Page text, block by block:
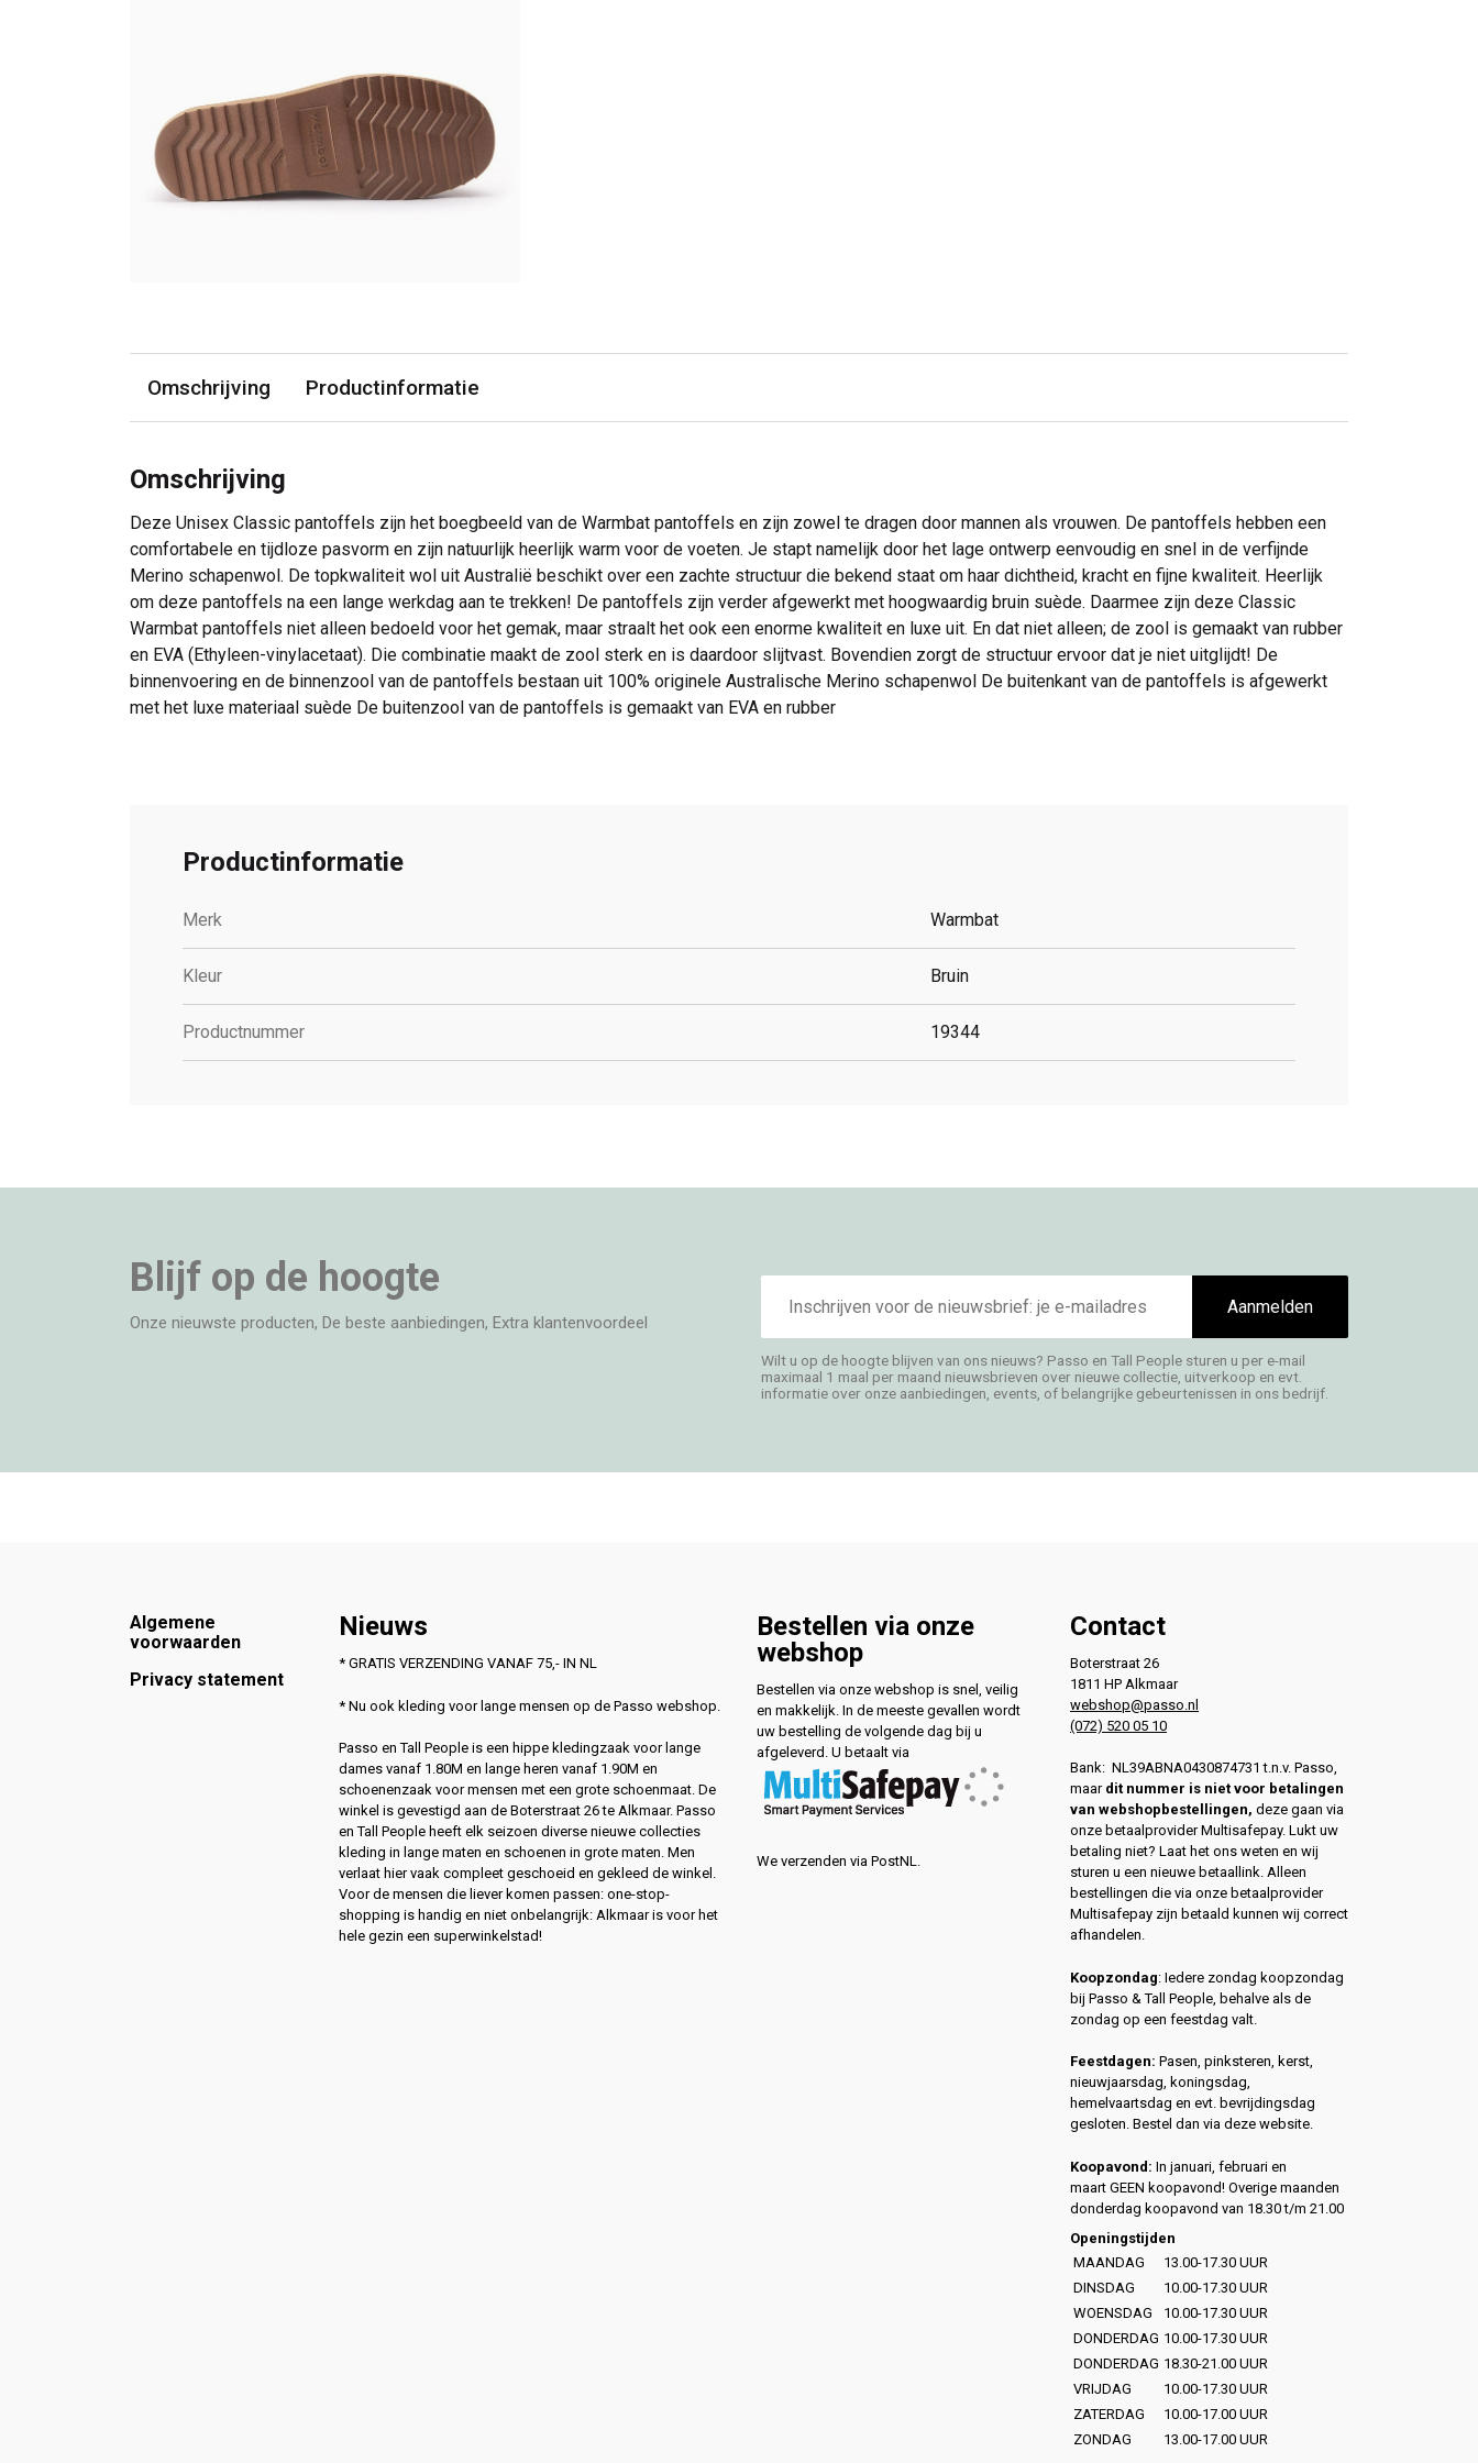
Omschrijving Productinformatie
Omschrijving
Deze Unisex Classic pantoffels zijn het boegbeeld van de Warmbat pantoffels en zijn zowel te dragen door mannen als vrouwen. De pantoffels hebben een
comfortabele en tijdloze pasvorm en zijn natuurlijk heerlijk warm voor de voeten. Je stapt namelijk door het lage ontwerp eenvoudig en snel in de verfijnde
Merino schapenwol. De topkwaliteit wol uit Australië beschikt over een zachte structuur die bekend staat om haar dichtheid, kracht en fijne kwaliteit. Heerlijk
om deze pantoffels na een lange werkdag aan te trekken! De pantoffels zijn verder afgewerkt met hoogwaardig bruin suède. Daarmee zijn deze Classic
Warmbat pantoffels niet alleen bedoeld voor het gemak, maar straalt het ook een enorme kwaliteit en luxe uit. En dat niet alleen; de zool is gemaakt van rubber
en EVA (Ethyleen-vinylacetaat). Die combinatie maakt de zool sterk en is daardoor slijtvast. Bovendien zorgt de structuur ervoor dat je niet uitglijdt! De
binnenvoering en de binnenzool van de pantoffels bestaan uit 100% originele Australische Merino schapenwol De buitenkant van de pantoffels is afgewerkt
met het luxe materiaal suède De buitenzool van de pantoffels is gemaakt van EVA en rubber
Productinformatie
Merk Warmbat
Kleur Bruin
Productnummer 19344
Blijf op de hoogte
Onze nieuwste producten, De beste aanbiedingen, Extra klantenvoordeel
E-
mailadres
Aanmelden
Wilt u op de hoogte blijven van ons nieuws? Passo en Tall People sturen u per e-mail
maximaal 1 maal per maand nieuwsbrieven over nieuwe collectie, uitverkoop en evt.
informatie over onze aanbiedingen, events, of belangrijke gebeurtenissen in ons bedrijf.
Footer
Algemene
voorwaarden
Privacy statement
Nieuws
* GRATIS VERZENDING VANAF 75,- IN NL
* Nu ook kleding voor lange mensen op de Passo webshop.
Passo en Tall People is een hippe kledingzaak voor lange
dames vanaf 1.80M en lange heren vanaf 1.90M en
schoenenzaak voor mensen met een grote schoenmaat. De
winkel is gevestigd aan de Boterstraat 26 te Alkmaar. Passo
en Tall People heeft elk seizoen diverse nieuwe collecties
kleding in lange maten en schoenen in grote maten. Men
verlaat hier vaak compleet geschoeid en gekleed de winkel.
Voor de mensen die liever komen passen: one-stop-
shopping is handig en niet onbelangrijk: Alkmaar is voor het
hele gezin een superwinkelstad!
Bestellen via onze
webshop
Bestellen via onze webshop is snel, veilig
en makkelijk. In de meeste gevallen wordt
uw bestelling de volgende dag bij u
afgeleverd. U betaalt via
We verzenden via PostNL.
Contact
Boterstraat 26
1811 HP Alkmaar
webshop@passo.nl
(072) 520 05 10
Bank: NL39ABNA0430874731 t.n.v. Passo,
maardit nummer is niet voor betalingen
van webshopbestellingen, deze gaan via
onze betaalprovider Multisafepay. Lukt uw
betaling niet? Laat het ons weten en wij
sturen u een nieuwe betaallink. Alleen
bestellingen die via onze betaalprovider
Multisafepay zijn betaald kunnen wij correct
afhandelen.
Koopzondag: Iedere zondag koopzondag
bij Passo & Tall People, behalve als de
zondag op een feestdag valt.
Feestdagen: Pasen, pinksteren, kerst,
nieuwjaarsdag, koningsdag,
hemelvaartsdag en evt. bevrijdingsdag
gesloten. Bestel dan via deze website.
Koopavond: In januari, februari en
maart GEEN koopavond! Overige maanden
donderdag koopavond van 18.30 t/m 21.00
Openingstijden
MAANDAG
13.00-17.30 UUR
DINSDAG
10.00-17.30 UUR
WOENSDAG
10.00-17.30 UUR
DONDERDAG 10.00-17.30 UUR
DONDERDAG 18.30-21.00 UUR
VRIJDAG
10.00-17.30 UUR
ZATERDAG
10.00-17.00 UUR
ZONDAG
13.00-17.00 UUR